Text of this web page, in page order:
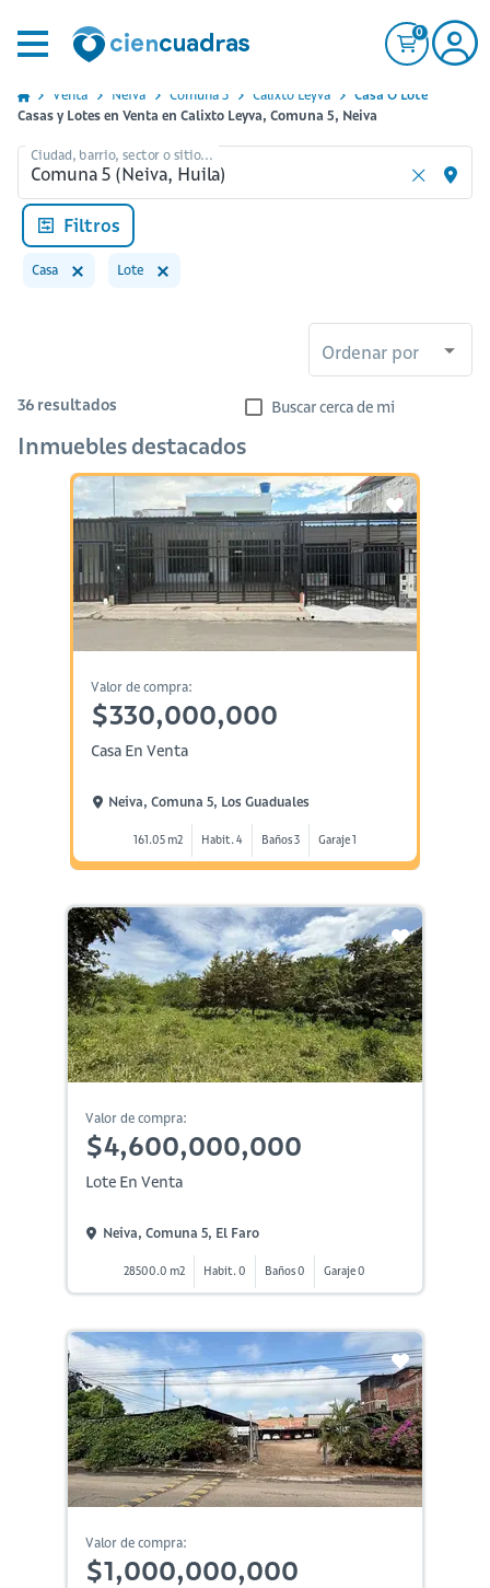
0
Venta Neiva Comuna 5 Calixto Leyva
Casa O Lote
Casas y Lotes en Venta en Calixto Leyva, Comuna 5, Neiva
Ciudad, barrio, sector o sitio...
Filtros
Casa Lote
Ordenar por
36 resultados Buscar cerca de mi
Inmuebles destacados
Valor de compra:
$330,000,000
Casa En Venta
Neiva, Comuna 5, Los Guaduales
161.05 m2 Habit. 4 Baños 3 Garaje 1
Valor de compra:
$4,600,000,000
Lote En Venta
Neiva, Comuna 5, El Faro
28500.0 m2 Habit. 0 Baños 0 Garaje 0
Valor de compra:
$1,000,000,000